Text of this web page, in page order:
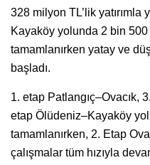
328 milyon TL’lik
Kayaköy yolunda 2 bin
tamamlanırken yatay ve
başladı.
1. etap Patlangıç–Ovacık,
etap Ölüdeniz–Kayaköy
tamamlanırken, 2. Etap
çalışmalar tüm hızıyla